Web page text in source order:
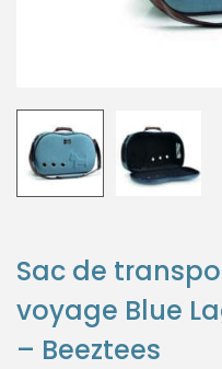
Sac de
voyage Blue
– Beeztees